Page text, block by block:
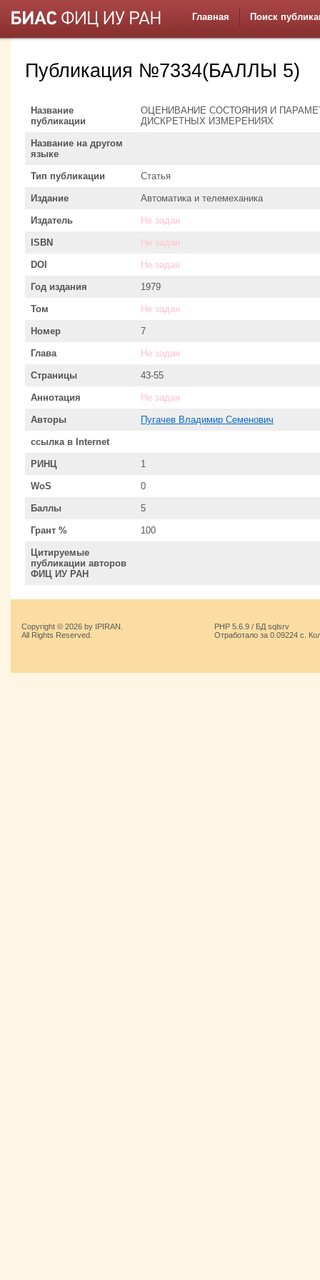
Главная Поиск
Публикация №7334(БАЛЛЫ 5)
Название
публикации
ОЦЕНИВАНИЕ СОСТОЯНИЯ И
ДИСКРЕТНЫХ ИЗМЕРЕНИЯХ
Название на другом
языке
Тип публикации Статья
Издание Автоматика и телемеханика
Издатель Не задан
ISBN Не задан
DOI Не задан
Год издания 1979
Том Не задан
Номер 7
Глава Не задан
Страницы 43-55
Аннотация Не задан
Авторы Пугачев Владимир Семенович
ссылка в Internet
РИНЦ 1
WoS 0
Баллы 5
Грант % 100
Цитируемые
публикации авторов
ФИЦ ИУ РАН
Copyright © 2026 by IPIRAN.
All Rights Reserved.
PHP 5.6.9 / БД sqlsrv
Отработало за 0.09224 с.